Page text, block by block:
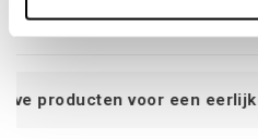
eerlijke prijs